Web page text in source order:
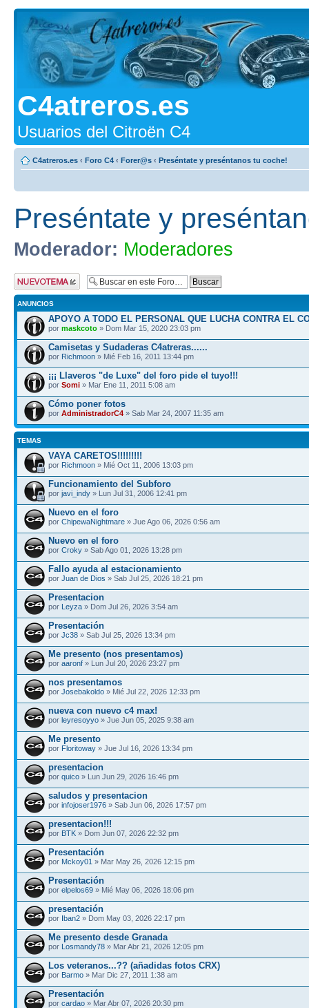
C4atreros.es
Usuarios del Citroën C4
C4atreros.es ‹ Foro C4 ‹ Forer@s ‹ Preséntate y preséntanos tu coche!
Preséntate y
Moderador: Moderadores
Publicar un nuevo
tema
ANUNCIOS
APOYO A TODO EL PERSONAL QUE LUCHA CONTRA EL
por maskcoto » Dom Mar 15, 2020 23:03 pm
Camisetas y Sudaderas C4atreras......
por Richmoon » Mié Feb 16, 2011 13:44 pm
¡¡¡ Llaveros "de Luxe" del foro pide el tuyo!!!
por Somi » Mar Ene 11, 2011 5:08 am
Cómo poner fotos
por AdministradorC4 » Sab Mar 24, 2007 11:35 am
TEMAS
VAYA CARETOS!!!!!!!!!
por Richmoon » Mié Oct 11, 2006 13:03 pm
Funcionamiento del Subforo
por javi_indy » Lun Jul 31, 2006 12:41 pm
Nuevo en el foro
por ChipewaNightmare » Jue Ago 06, 2026 0:56 am
Nuevo en el foro
por Croky » Sab Ago 01, 2026 13:28 pm
Fallo ayuda al estacionamiento
por Juan de Dios » Sab Jul 25, 2026 18:21 pm
Presentacion
por Leyza » Dom Jul 26, 2026 3:54 am
Presentación
por Jc38 » Sab Jul 25, 2026 13:34 pm
Me presento (nos presentamos)
por aaronf » Lun Jul 20, 2026 23:27 pm
nos presentamos
por Josebakoldo » Mié Jul 22, 2026 12:33 pm
nueva con nuevo c4 max!
por leyresoyyo » Jue Jun 05, 2025 9:38 am
Me presento
por Floritoway » Jue Jul 16, 2026 13:34 pm
presentacion
por quico » Lun Jun 29, 2026 16:46 pm
saludos y presentacion
por infojoser1976 » Sab Jun 06, 2026 17:57 pm
presentacion!!!
por BTK » Dom Jun 07, 2026 22:32 pm
Presentación
por Mckoy01 » Mar May 26, 2026 12:15 pm
Presentación
por elpelos69 » Mié May 06, 2026 18:06 pm
presentación
por Iban2 » Dom May 03, 2026 22:17 pm
Me presento desde Granada
por Losmandy78 » Mar Abr 21, 2026 12:05 pm
Los veteranos...?? (añadidas fotos CRX)
por Barmo » Mar Dic 27, 2011 1:38 am
Presentación
por cardao » Mar Abr 07, 2026 20:30 pm